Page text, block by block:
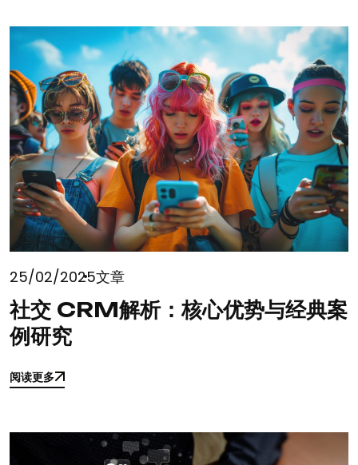
25/02/2025文章
社交 CRM解析：核心优势与经典案
例研究
阅读更多
阅读更多